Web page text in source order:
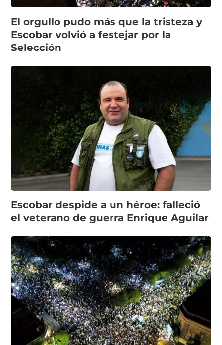
El orgullo pudo más que la tristeza y
Escobar volvió a festejar por la
Selección
Escobar despide a un héroe: falleció
el veterano de guerra Enrique Aguilar